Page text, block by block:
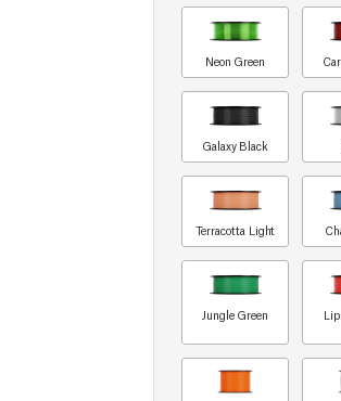
Neon Green
Galaxy Black
Terracotta Light
Jungle Green